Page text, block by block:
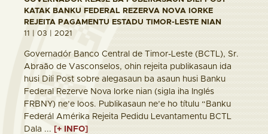
KATAK BANKU FEDERAL REZERVA NOVA IORKE
REJEITA PAGAMENTU ESTADU TIMOR-LESTE NIAN
11 | 03 | 2021
Governadór Banco Central de Timor-Leste (BCTL), Sr.
Abraão de Vasconselos, ohin rejeita publikasaun ida
husi Dili Post sobre alegasaun ba asaun husi Banku
Federal Rezerve Nova Iorke nian (sigla iha Inglés
FRBNY) ne’e loos. Publikasaun ne’e ho títulu “Banku
Federál Amérika Rejeita Pedidu Levantamentu BCTL
Dala ... [+ INFO]